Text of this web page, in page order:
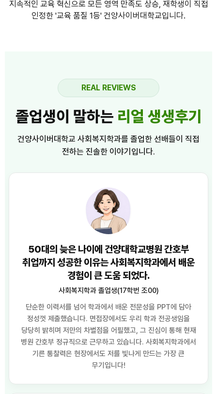
지속적인 교육 혁신으로 모든 영역 만족도 상승, 재학생이 직접
인정한 '교육 품질 1등' 건양사이버대학교입니다.
REAL REVIEWS
졸업생이 말하는 리얼 생생후기
건양사이버대학교 사회복지학과를 졸업한 선배들이 직접
전하는 진솔한 이야기입니다.
50대의 늦은 나이에 건양대학교병원 간호부
취업까지 성공한 이유는 사회복지학과에서 배운
경험이 큰 도움 되었다.
사회복지학과 졸업생(17학번 조00)
단순한 이력서를 넘어 학과에서 배운 전문성을 PPT에 담아
정성껏 제출했습니다. 면접장에서도 우리 학과 전공생임을
당당히 밝히며 저만의 차별점을 어필했고, 그 진심이 통해 현재
병원 간호부 정규직으로 근무하고 있습니다. 사회복지학과에서
기른 통찰력은 현장에서도 저를 빛나게 만드는 가장 큰
무기입니다!